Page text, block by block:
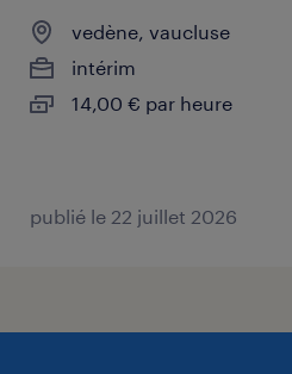
vedène, vaucluse
intérim
14,00 € par heure
publié le 22 juillet 2026